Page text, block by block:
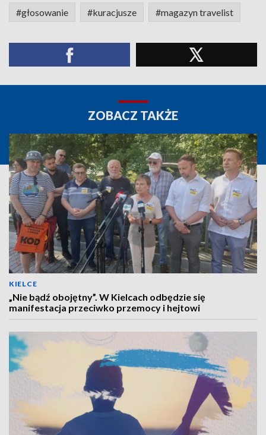
#głosowanie #kuracjusze #magazyn travelist
ZOBACZ TAKŻE
KIELCE
„Nie bądź obojętny”. W Kielcach odbędzie się
manifestacja przeciwko przemocy i hejtowi